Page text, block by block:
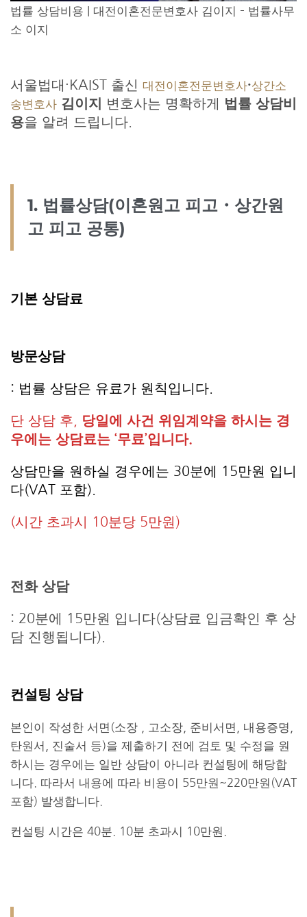
법률 상담비용 | 대전이혼전문변호사 김이지 – 법률사무
소 이지
서울법대·KAIST 출신 대전이혼전문변호사·상간소
송변호사 김이지 변호사는 명확하게 법률 상담비
용을 알려 드립니다.
1. 법률상담(이혼원고 피고・상간원
고 피고 공통)
기본 상담료
방문상담
: 법률 상담은 유료가 원칙입니다.
단 상담 후, 당일에 사건 위임계약을 하시는 경
우에는 상담료는 ‘무료’입니다.
상담만을 원하실 경우에는 30분에 15만원 입니
다(VAT 포함).
(시간 초과시 10분당 5만원)
전화 상담
: 20분에 15만원 입니다(상담료 입금확인 후 상
담 진행됩니다).
컨설팅 상담
본인이 작성한 서면(소장 , 고소장, 준비서면, 내용증명,
탄원서, 진술서 등)을 제출하기 전에 검토 및 수정을 원
하시는 경우에는 일반 상담이 아니라 컨설팅에 해당합
니다. 따라서 내용에 따라 비용이 55만원~220만원(VAT
포함) 발생합니다.
컨설팅 시간은 40분. 10분 초과시 10만원.